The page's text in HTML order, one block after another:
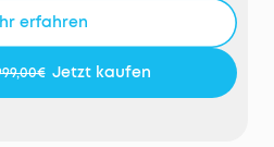
Schärfe und brillante Bilder –
Kinokontrast:
Mit 5000:1
erfahren
Jetzt kaufen